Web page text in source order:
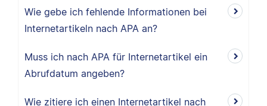
Wie gebe ich fehlende Informationen bei
Internetartikeln nach APA an?
Muss ich nach APA für Internetartikel ein
Abrufdatum angeben?
Wie zitiere ich einen Internetartikel nach